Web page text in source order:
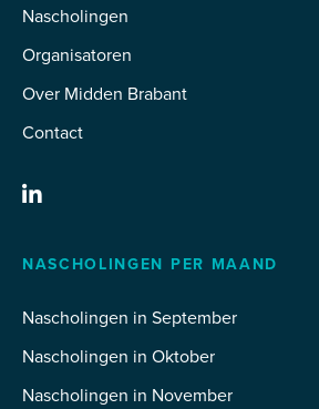
Nascholingen
Organisatoren
Over Midden Brabant
Contact
NASCHOLINGEN PER MAAND
Nascholingen in September
Nascholingen in Oktober
Nascholingen in November